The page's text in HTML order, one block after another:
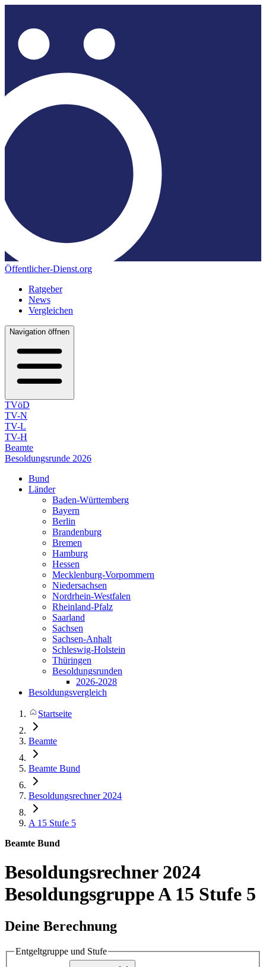
Öffentlicher-Dienst.org
Ratgeber
News
Vergleichen
Navigation öffnen
TVöD
TV-N
TV-L
TV-H
Beamte
Besoldungsrunde 2026
Bund
Länder
Baden-Württemberg
Bayern
Berlin
Brandenburg
Bremen
Hamburg
Hessen
Mecklenburg-Vorpommern
Niedersachsen
Nordrhein-Westfalen
Rheinland-Pfalz
Saarland
Sachsen
Sachsen-Anhalt
Schleswig-Holstein
Thüringen
Besoldungsrunden
2026-2028
Besoldungsvergleich
Startseite
Beamte
Beamte Bund
Besoldungsrechner 2024
A 15 Stufe 5
Beamte Bund
Besoldungsrechner 2024
Besoldungsgruppe A 15 Stufe 5
Deine Berechnung
Entgeltgruppe und Stufe